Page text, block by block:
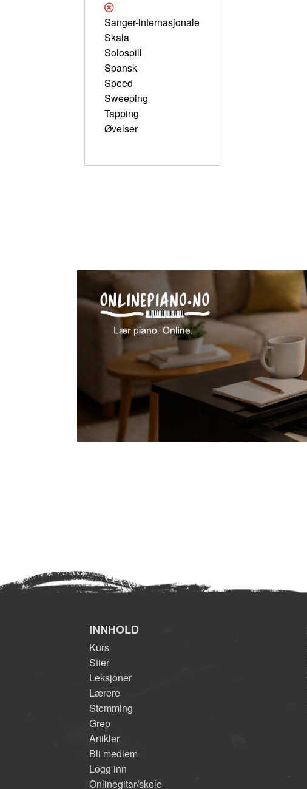
Sanger-internasjonale
Skala
Solospill
Spansk
Speed
Sweeping
Tapping
Øvelser
INNHOLD
Kurs
Stier
Leksjoner
Lærere
Stemming
Grep
Artikler
Bli medlem
Logg inn
Onlinegitar/skole